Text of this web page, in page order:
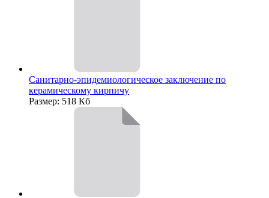
Санитарно-эпидемиологическое заключение по
керамическому кирпичу
Размер: 518 Кб